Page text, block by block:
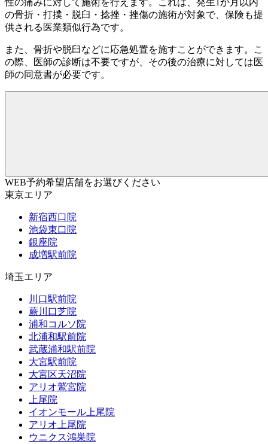
性の痛みに対して施術を行えます。これは、発生1か月以内
の骨折・打撲・脱臼・捻挫・挫傷の施術が対象で、保険も提
供される医業類似行為です。
また、骨折や脱臼などに応急処置を施すことができます。こ
の際、医師の診断は不要ですが、その後の治療に対しては医
師の同意書が必要です。
WEB予約希望店舗をお選びください
東京エリア
新宿西口院
池袋東口院
銀座院
成増駅前院
埼玉エリア
川口駅前院
蕨川口芝院
浦和コルソ院
北浦和駅前院
武蔵浦和駅前院
大宮駅前院
大宮区天沼院
アリオ鷲宮院
上尾院
イオンモール上尾院
アリオ上尾院
ウニクス鴻巣院